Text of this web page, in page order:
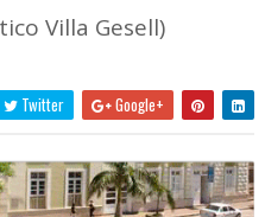
Villa Gesell)
Twitter Google+